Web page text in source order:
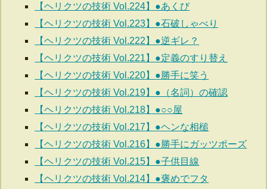
【ヘリクツの技術 Vol.224】●あくび
【ヘリクツの技術 Vol.223】●石破しゃべり
【ヘリクツの技術 Vol.222】●逆ギレ？
【ヘリクツの技術 Vol.221】●定義のすり替え
【ヘリクツの技術 Vol.220】●勝手に笑う
【ヘリクツの技術 Vol.219】●（名詞）の確認
【ヘリクツの技術 Vol.218】●○○屋
【ヘリクツの技術 Vol.217】●ヘンな相槌
【ヘリクツの技術 Vol.216】●勝手にガッツポーズ
【ヘリクツの技術 Vol.215】●子供目線
【ヘリクツの技術 Vol.214】●褒めでフタ